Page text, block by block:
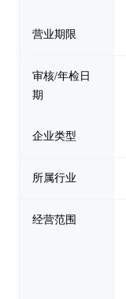
营业期限
审核/年检日
期
企业类型
所属行业
经营范围